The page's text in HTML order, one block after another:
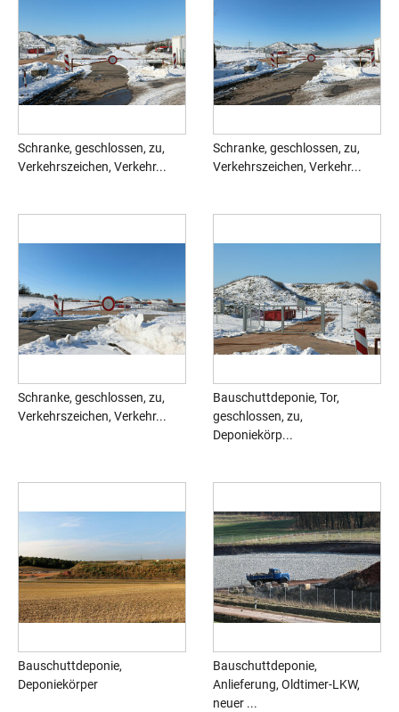
Schranke, geschlossen, zu,
Verkehrszeichen, Verkehr...
Schranke, geschlossen, zu,
Verkehrszeichen, Verkehr...
Schranke, geschlossen, zu,
Verkehrszeichen, Verkehr...
Bauschuttdeponie, Tor,
geschlossen, zu,
Deponiekörp...
Bauschuttdeponie,
Deponiekörper
Bauschuttdeponie,
Anlieferung, Oldtimer-LKW,
neuer ...